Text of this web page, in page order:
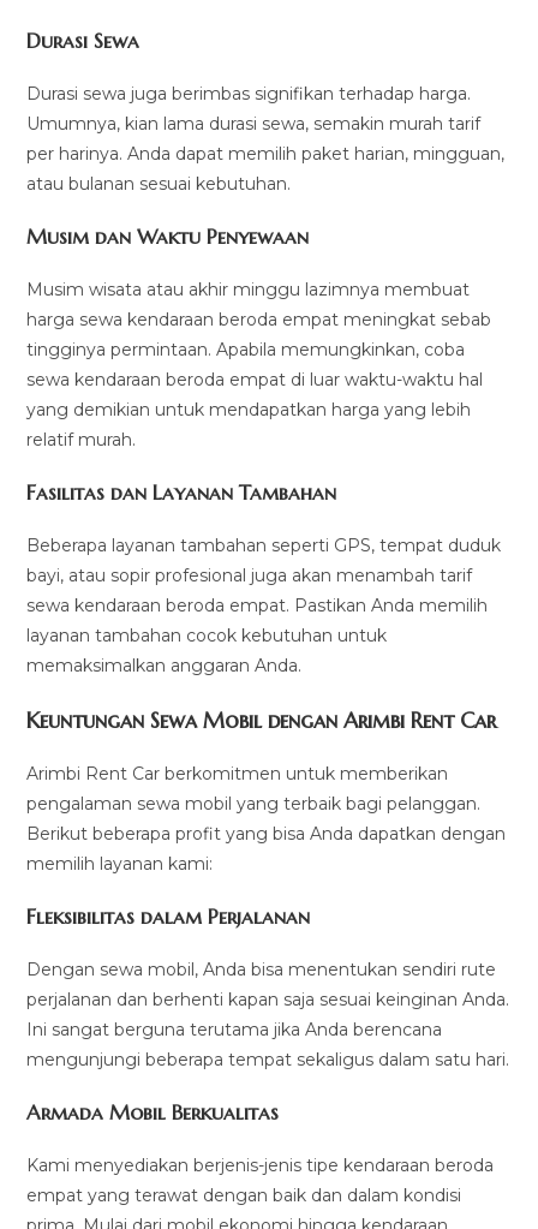
Durasi Sewa
Durasi sewa juga berimbas signifikan terhadap harga.
Umumnya, kian lama durasi sewa, semakin murah tarif
per harinya. Anda dapat memilih paket harian, mingguan,
atau bulanan sesuai kebutuhan.
Musim dan Waktu Penyewaan
Musim wisata atau akhir minggu lazimnya membuat
harga sewa kendaraan beroda empat meningkat sebab
tingginya permintaan. Apabila memungkinkan, coba
sewa kendaraan beroda empat di luar waktu-waktu hal
yang demikian untuk mendapatkan harga yang lebih
relatif murah.
Fasilitas dan Layanan Tambahan
Beberapa layanan tambahan seperti GPS, tempat duduk
bayi, atau sopir profesional juga akan menambah tarif
sewa kendaraan beroda empat. Pastikan Anda memilih
layanan tambahan cocok kebutuhan untuk
memaksimalkan anggaran Anda.
Keuntungan Sewa Mobil dengan Arimbi Rent Car
Arimbi Rent Car berkomitmen untuk memberikan
pengalaman sewa mobil yang terbaik bagi pelanggan.
Berikut beberapa profit yang bisa Anda dapatkan dengan
memilih layanan kami:
Fleksibilitas dalam Perjalanan
Dengan sewa mobil, Anda bisa menentukan sendiri rute
perjalanan dan berhenti kapan saja sesuai keinginan Anda.
Ini sangat berguna terutama jika Anda berencana
mengunjungi beberapa tempat sekaligus dalam satu hari.
Armada Mobil Berkualitas
Kami menyediakan berjenis-jenis tipe kendaraan beroda
empat yang terawat dengan baik dan dalam kondisi